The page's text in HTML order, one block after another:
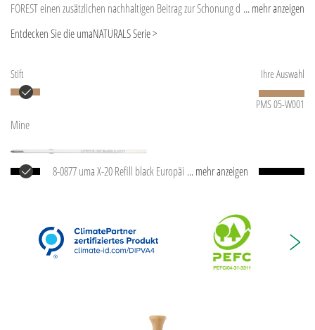
FOREST einen zusätzlichen nachhaltigen Beitrag zur Schonung der Umwelt. Der
Naturstoff Holz variiert sowohl in der Farbigkeit des Holzes als auch in der
Struktur (Maserung).
... mehr anzeigen
Entdecken Sie die umaNATURALS Serie >
Ihre Auswahl
Stift
PMS 05-W001
Mine
8-0877 uma X-20 Refill black Europäische X-20
Schreibleistung: ca. 2.000 m. Deutsche Schreibpaste
von Dokumental®nach ISO-Norm ISO 12757-2,
dokumentenecht.
... mehr anzeigen